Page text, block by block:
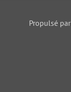
Propulsé par